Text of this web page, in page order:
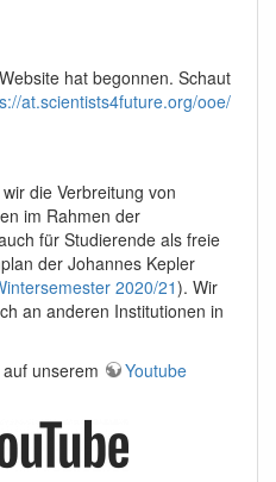
hat begonnen. Schaut
at.scientists4future.org/ooe/
die Verbreitung von
im Rahmen der
für Studierende als freie
der Johannes Kepler
2020/21). Wir
an anderen Institutionen in
unserem
Youtube